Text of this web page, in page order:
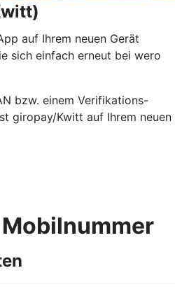
auf Ihrem neuen Gerät
sich einfach erneut bei wero
bzw. einem Verifikations-
giropay/Kwitt auf Ihrem neuen